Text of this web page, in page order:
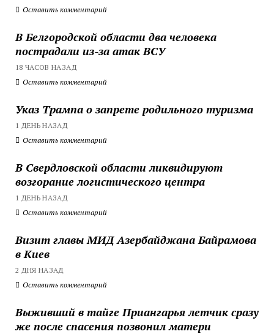
Оставить комментарий
В Белгородской области два человека
пострадали из-за атак ВСУ
18 ЧАСОВ НАЗАД
Оставить комментарий
Указ Трампа о запрете родильного туризма
1 ДЕНЬ НАЗАД
Оставить комментарий
В Свердловской области ликвидируют
возгорание логистического центра
1 ДЕНЬ НАЗАД
Оставить комментарий
Визит главы МИД Азербайджана Байрамова
в Киев
2 ДНЯ НАЗАД
Оставить комментарий
Выживший в тайге Приангарья летчик сразу
же после спасения позвонил матери